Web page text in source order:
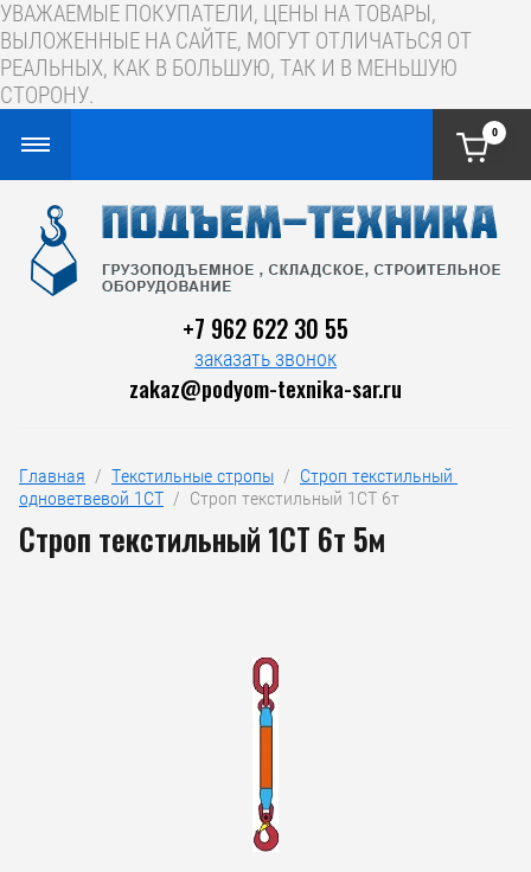
УВАЖАЕМЫЕ ПОКУПАТЕЛИ, ЦЕНЫ НА ТОВАРЫ,
ВЫЛОЖЕННЫЕ НА САЙТЕ, МОГУТ ОТЛИЧАТЬСЯ ОТ
РЕАЛЬНЫХ, КАК В БОЛЬШУЮ, ТАК И В МЕНЬШУЮ
СТОРОНУ.
0
+7 962 622 30 55
заказать звонок
zakaz@podyom-texnika-sar.ru
Главная
  /
Текстильные стропы
  /
Строп текстильный
одноветвевой 1СТ
  /  Строп текстильный 1СТ 6т
Строп текстильный 1СТ 6т 5м